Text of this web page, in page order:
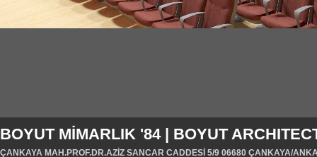
BOYUT MİMARLIK '84 | BOYUT
ÇANKAYA MAH.PROF.DR.AZİZ SANCAR CADDESİ 5/9 06680 ÇANKAYA/